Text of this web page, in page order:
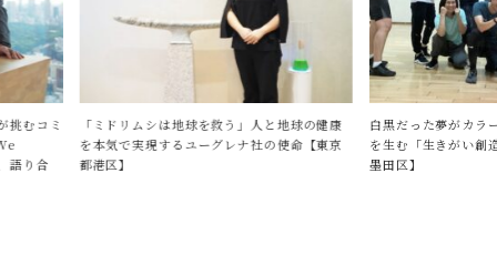
地球の健康
の使命【東京
白黒だった夢がカラーになった。人生に彩り
を生む「生きがい創造企業」の挑戦【東京都
墨田区】
「まじめ（
約を最大の価
【岐阜県大垣市